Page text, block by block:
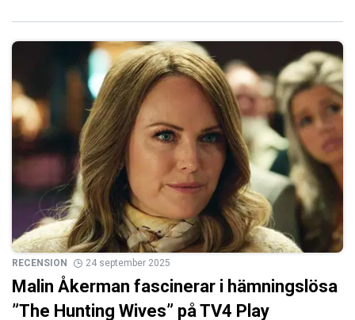
RECENSION 24 september 2025
Malin Åkerman fascinerar i hämningslösa
”The Hunting Wives” på TV4 Play